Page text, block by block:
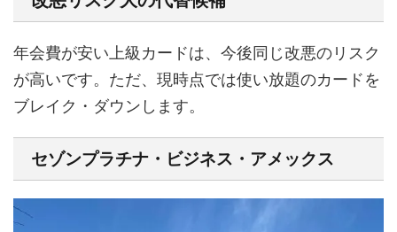
年会費が安い上級カードは、今後同じ改悪のリスク
が高いです。ただ、現時点では使い放題のカードを
ブレイク・ダウンします。
セゾンプラチナ・ビジネス・アメックス